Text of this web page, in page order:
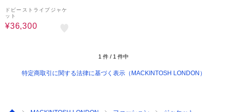
ドビーストライプジャケ
ット
¥36,300
1 件 / 1 件中
特定商取引に関する法律に基づく表示（MACKINTOSH LONDON）